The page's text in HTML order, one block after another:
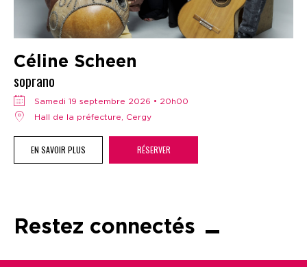
Céline Scheen
soprano
samedi 19 septembre 2026 • 20h00
Hall de la préfecture, Cergy
EN SAVOIR PLUS RÉSERVER
Restez connectés